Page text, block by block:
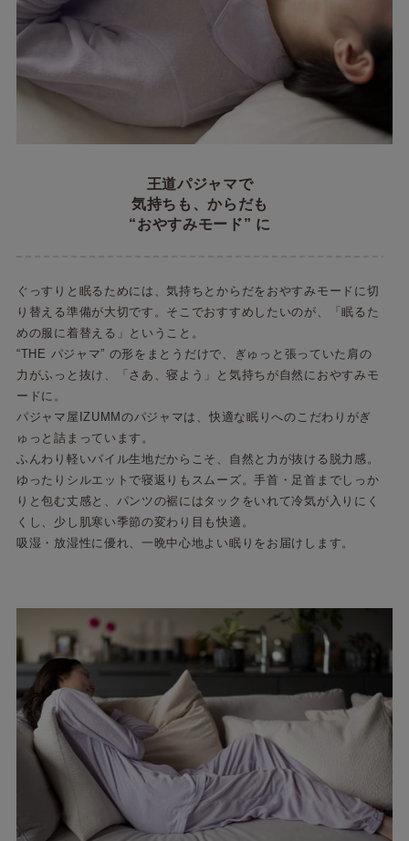
王道パジャマで
気持ちも、からだも
“おやすみモード” に
ぐっすりと眠るためには、気持ちとからだをおやすみモードに切
り替える準備が大切です。そこでおすすめしたいのが、「眠るた
めの服に着替える」ということ。
“THE パジャマ” の形をまとうだけで、ぎゅっと張っていた肩の
力がふっと抜け、「さあ、寝よう」と気持ちが自然におやすみモ
ードに。
パジャマ屋IZUMMのパジャマは、快適な眠りへのこだわりがぎ
ゅっと詰まっています。
ふんわり軽いパイル生地だからこそ、自然と力が抜ける脱力感。
ゆったりシルエットで寝返りもスムーズ。手首・足首までしっか
りと包む丈感と、パンツの裾にはタックをいれて冷気が入りにく
くし、少し肌寒い季節の変わり目も快適。
吸湿・放湿性に優れ、一晩中心地よい眠りをお届けします。